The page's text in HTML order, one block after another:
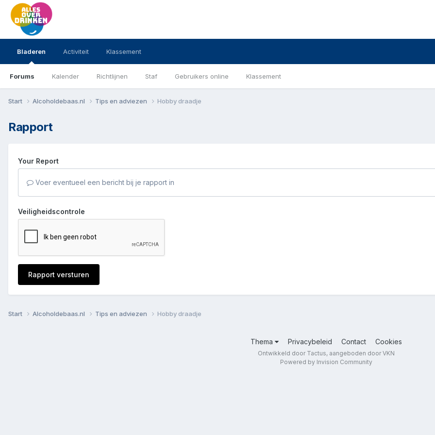
Bladeren
Forums Kalender Richtlijnen Staf Gebruikers online Klassement
Activiteit Klassement
Start Alcoholdebaas.nl Tips en adviezen Hobby draadje
Rapport
Your Report
Voer eventueel een bericht bij je rapport in
Veiligheidscontrole
Rapport versturen
Start Alcoholdebaas.nl Tips en adviezen Hobby draadje
Thema Privacybeleid Contact Cookies
Ontwikkeld door Tactus, aangeboden door VKN
Powered by Invision Community